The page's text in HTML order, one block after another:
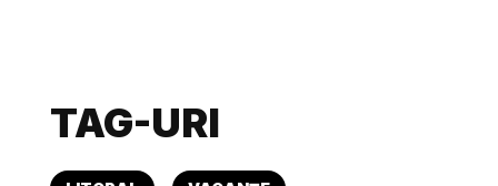
TAG-URI